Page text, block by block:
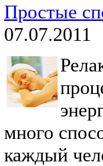
Простые
07.07.2011
много
каждый